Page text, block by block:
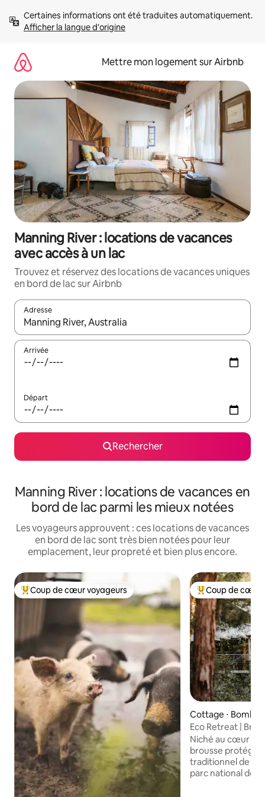
directement
Afficher la langue d'origine
Mettre mon logement sur Airbnb
Manning River : locations de vacances
avec accès à un lac
Trouvez et réservez des locations de vacances uniques
en bord de lac sur Airbnb
Adresse
Lorsque les résultats s'affichent, utilisez les flèches vers le
Arrivée
Départ
Rechercher
Manning River : locations de vacances en
bord de lac parmi les mieux notées
Les voyageurs approuvent : ces locations de vacances
en bord de lac sont très bien notées pour leur
emplacement, leur propreté et bien plus encore.
Coups de cœur voyageurs les plus appréciés
Coup de cœur voyageurs Coups de cœur
Coup de cœur
Cottage ⋅
Eco Retreat |
Foyer
Niché au cœur de
brousse
traditionnel de
parc national de